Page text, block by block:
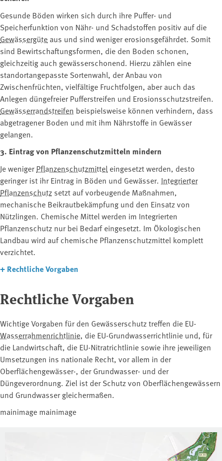
Gesunde Böden wirken sich durch ihre Puffer- und
Speicherfunktion von Nähr- und Schadstoffen positiv auf die
Gewässergüte aus und sind weniger erosionsgefährdet. Somit
sind Bewirtschaftungsformen, die den Boden schonen,
gleichzeitig auch gewässerschonend. Hierzu zählen eine
standortangepasste Sortenwahl, der Anbau von
Zwischenfrüchten, vielfältige Fruchtfolgen, aber auch das
Anlegen düngefreier Pufferstreifen und Erosionsschutzstreifen.
Gewässerrandstreifen beispielsweise können verhindern, dass
abgetragener Boden und mit ihm Nährstoffe in Gewässer
gelangen.
3. Eintrag von Pflanzenschutzmitteln mindern
Je wenigerPflanzenschutzmittel eingesetzt werden, desto
geringer ist ihr Eintrag in Böden und Gewässer. Integrierter
Pflanzenschutz setzt auf vorbeugende Maßnahmen,
mechanische Beikrautbekämpfung und den Einsatz von
Nützlingen. Chemische Mittel werden im Integrierten
Pflanzenschutz nur bei Bedarf eingesetzt. Im Ökologischen
Landbau wird auf chemische Pflanzenschutzmittel komplett
verzichtet.
+ Rechtliche Vorgaben
Rechtliche Vorgaben
Wichtige Vorgaben für den Gewässerschutz treffen die EU-
Wasserrahmenrichtlinie, die EU-Grundwasserrichtlinie und, für
die Landwirtschaft, die EU-Nitratrichtlinie sowie ihre jeweiligen
Umsetzungen ins nationale Recht, vor allem in der
Oberflächengewässer-, der Grundwasser- und der
Düngeverordnung. Ziel ist der Schutz von Oberflächengewässern
und Grundwasser gleichermaßen.
mainimage mainimage